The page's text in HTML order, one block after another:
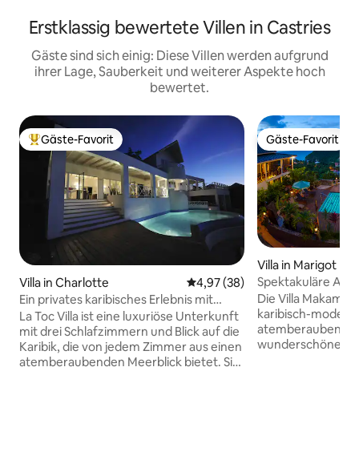
Erstklassig bewertete Villen in Castries
Gäste sind sich einig: Diese Villen werden aufgrund
ihrer Lage, Sauberkeit und weiterer Aspekte hoch
bewertet.
Beliebter Gäste-Favorit.
Gäste-Favorit
Villa in Charlotte Durchschnittliche Bewertung:
4,97 (38)
Ein privates karibisches Erlebnis mit
Meerblick
La Toc Villa ist eine luxuriöse Unterkunft
mit drei Schlafzimmern und Blick auf die
Karibik, die von jedem Zimmer aus einen
atemberaubenden Meerblick bietet. Sie
Gäste-Favorit
Gäste-Favorit
Villa in Marigot Bay
Spektakuläre
Personen!
Die Villa
karibisch-
wunderschöne